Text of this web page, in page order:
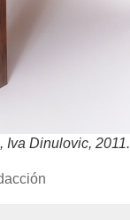
Iva Dinulovic, 2011.